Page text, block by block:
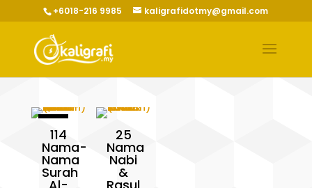
+6018-216 9985 kaligrafidotmy@gmail.com
114
Nama-
Nama
Surah
25
Nama
Nabi
&